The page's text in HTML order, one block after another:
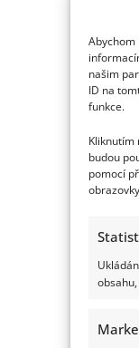
Abychom
našim
ID na
funkce.
Kliknutím
budou
pomocí